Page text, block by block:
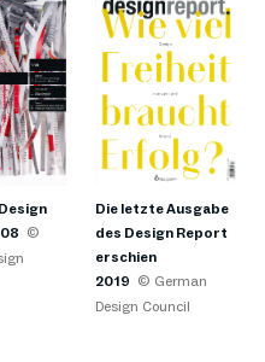
©
Die letzte Ausgabe
des Design Report
erschien
2019 © German
Design Council